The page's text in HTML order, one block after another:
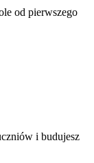
od pierwszego
i budujesz